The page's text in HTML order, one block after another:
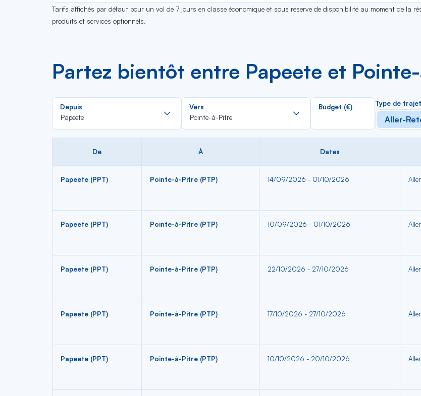
Tarifs affichés par défaut pour un vol de 7 jours en classe économique et sous réserve de disponibilité au moment de la
produits et services optionnels.
Partez bientôt entre Papeete et
Depuis
Papeete
Rechercher
dans
la
Vers
Pointe-à-Pitre
Rechercher
la
Budget (€) Type de trajet
Aller-
De À Dates
Papeete (PPT) Pointe-à-Pitre (PTP) 14/09/2026 - 01/10/2026
Papeete (PPT) Pointe-à-Pitre (PTP) 10/09/2026 - 01/10/2026
Papeete (PPT) Pointe-à-Pitre (PTP) 22/10/2026 - 27/10/2026
Papeete (PPT) Pointe-à-Pitre (PTP) 17/10/2026 - 27/10/2026
Papeete (PPT) Pointe-à-Pitre (PTP) 10/10/2026 - 20/10/2026